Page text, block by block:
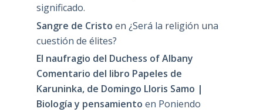
significado.
Sangre de Cristo en ¿Será la religión una
cuestión de élites?
El naufragio del Duchess of Albany
Comentario del libro Papeles de
Karuninka, de Domingo Lloris Samo |
Biología y pensamiento en Poniendo